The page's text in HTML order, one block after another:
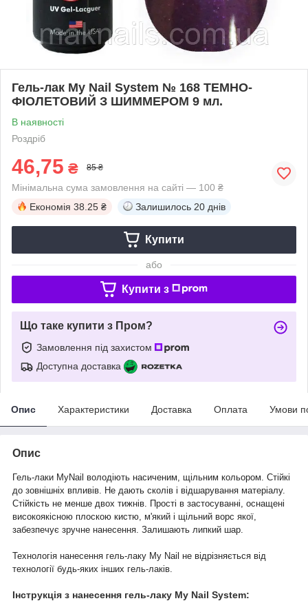
Гель-лак My Nail System № 168 ТЕМНО-
ФІОЛЕТОВИЙ З ШИММЕРОМ 9 мл.
В наявності
Роздріб
46,75 ₴ 85 ₴
Мінімальна сума замовлення на сайті — 100 ₴
Економія 38.25 ₴ Залишилось 20 днів
Купити
або
Купити з
Що таке купити з Пром?
Замовлення під захистом
Доступна доставка
Опис Характеристики Доставка Оплата Умови
Опис
Гель-лаки MyNail володіють насиченим, щільним кольором. Стійкі
до зовнішніх впливів. Не дають сколів і відшарування матеріалу.
Стійкість не менше двох тижнів. Прості в застосуванні, оснащені
високоякісною плоскою кистю, м'який і щільний ворс якої,
забезпечує зручне нанесення. Залишають липкий шар.
Технологія нанесення гель-лаку My Nail не відрізняється від
технології будь-яких інших гель-лаків.
Інструкція з нанесення гель-лаку My Nail System: